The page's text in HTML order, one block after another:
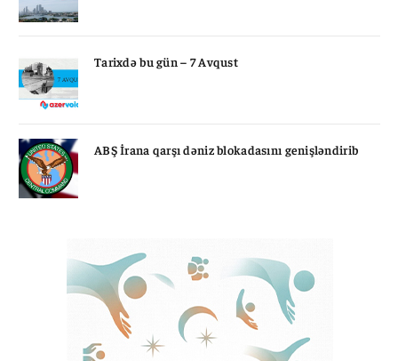
Tarixdə bu gün – 7 Avqust
ABŞ İrana qarşı dəniz blokadasını genişləndirib